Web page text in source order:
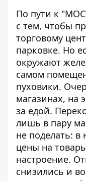
По пути к
с тем, чтобы
торговому
парковке. Но
окружают
самом
пуховики.
магазинах, на
за едой.
лишь в пару
не поделать: в
цены на
настроение.
снизились и